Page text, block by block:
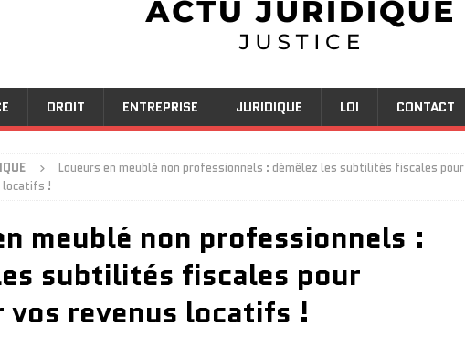
DROIT ENTREPRISE JURIDIQUE LOI CONTACT
Loueurs en meublé non professionnels : démêlez les subtilités fiscales pour
locatifs !
meublé non professionnels :
subtilités fiscales pour
vos revenus locatifs !